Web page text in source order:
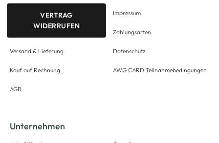
VERTRAG
WIDERRUFEN
Versand & Lieferung
Kauf auf Rechnung
AGB
Impressum
Zahlungsarten
Datenschutz
AWG CARD Teilnahmebedingungen
Unternehmen